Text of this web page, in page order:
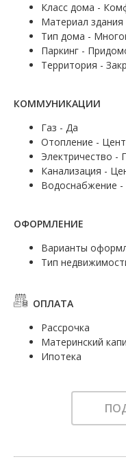
Класс дома -
Материал
Тип дома -
Паркинг -
Территория -
КОММУНИКАЦИИ
Газ - Да
Отопление -
Электричество -
Канализация -
Водоснабжение
ОФОРМЛЕНИЕ
Варианты
Тип
ОПЛАТА
Рассрочка
Материнский
Ипотека